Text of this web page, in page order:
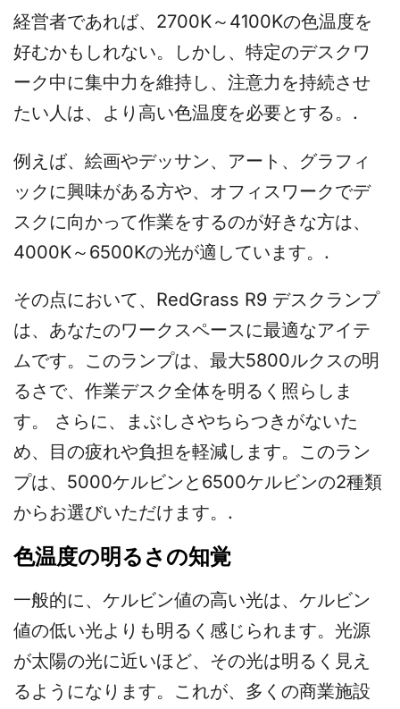
経営者であれば、2700K～4100Kの色温度を
好むかもしれない。しかし、特定のデスクワ
ーク中に集中力を維持し、注意力を持続させ
たい人は、より高い色温度を必要とする。.
例えば、絵画やデッサン、アート、グラフィ
ックに興味がある方や、オフィスワークでデ
スクに向かって作業をするのが好きな方は、
4000K～6500Kの光が適しています。.
その点において、RedGrass R9 デスクランプ
は、あなたのワークスペースに最適なアイテ
ムです。このランプは、最大5800ルクスの明
るさで、作業デスク全体を明るく照らしま
す。 さらに、まぶしさやちらつきがないた
め、目の疲れや負担を軽減します。このラン
プは、5000ケルビンと6500ケルビンの2種類
からお選びいただけます。.
色温度の明るさの知覚
一般的に、ケルビン値の高い光は、ケルビン
値の低い光よりも明るく感じられます。光源
が太陽の光に近いほど、その光は明るく見え
るようになります。これが、多くの商業施設